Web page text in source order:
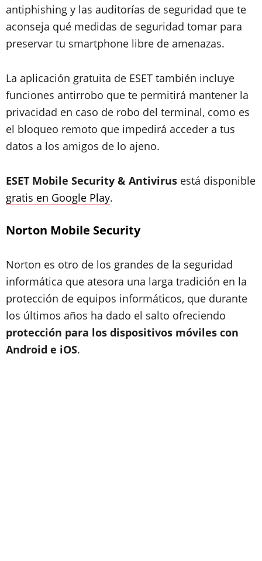
antiphishing y las auditorías de seguridad que te
aconseja qué medidas de seguridad tomar para
preservar tu smartphone libre de amenazas.
La aplicación gratuita de ESET también incluye
funciones antirrobo que te permitirá mantener la
privacidad en caso de robo del terminal, como es
el bloqueo remoto que impedirá acceder a tus
datos a los amigos de lo ajeno.
ESET Mobile Security & Antivirus está disponible
gratis en Google Play.
Norton Mobile Security
Norton es otro de los grandes de la seguridad
informática que atesora una larga tradición en la
protección de equipos informáticos, que durante
los últimos años ha dado el salto ofreciendo
protección para los dispositivos móviles con
Android e iOS.